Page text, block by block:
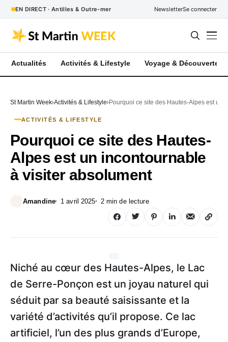
EN DIRECT · Antilles & Outre-mer NewsletterSe connecter
Actualités Activités & Lifestyle Voyage & Découverte
St Martin Week Activités & Lifestyle Pourquoi ce site des Hautes-Alpes est un
ACTIVITÉS & LIFESTYLE
Pourquoi ce site des Hautes-
Alpes est un incontournable
à visiter absolument
Amandine 1 avril 2025 2 min de lecture
Niché au cœur des Hautes-Alpes, le Lac
de Serre-Ponçon est un joyau naturel qui
séduit par sa beauté saisissante et la
variété d’activités qu’il propose. Ce lac
artificiel, l’un des plus grands d’Europe,